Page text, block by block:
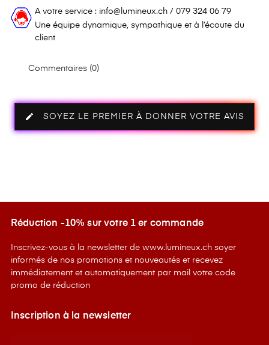
A votre service : info@lumineux.ch / 079 324 06 79
Une équipe dynamique, sympathique et à l’écoute du
client
Commentaires (0)
edit SOYEZ LE PREMIER À DONNER VOTRE AVIS
Réduction -10% sur votre 1 er commande
Inscrivez-vous à la newsletter de www.lumineux.ch soyer
informés de nos promotions et nouveautés et recevez
immédiatement et automatiquement par mail votre code
promo de réduction
Inscription à la newsletter